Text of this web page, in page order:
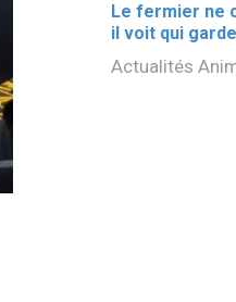
Le fermier ne
il voit qui
Actualités